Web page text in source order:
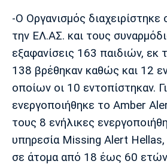
-Ο Οργανισμός διαχειρίστηκε
την ΕΛ.ΑΣ. και τους
εξαφανίσεις 163 παιδιών,
138 βρέθηκαν καθώς και 12
οποίων οι 10 εντοπίστηκαν.
ενεργοποιήθηκε το Amber
τους 8 ενήλικες
υπηρεσία Missing Alert
σε άτομα από 18 έως 60